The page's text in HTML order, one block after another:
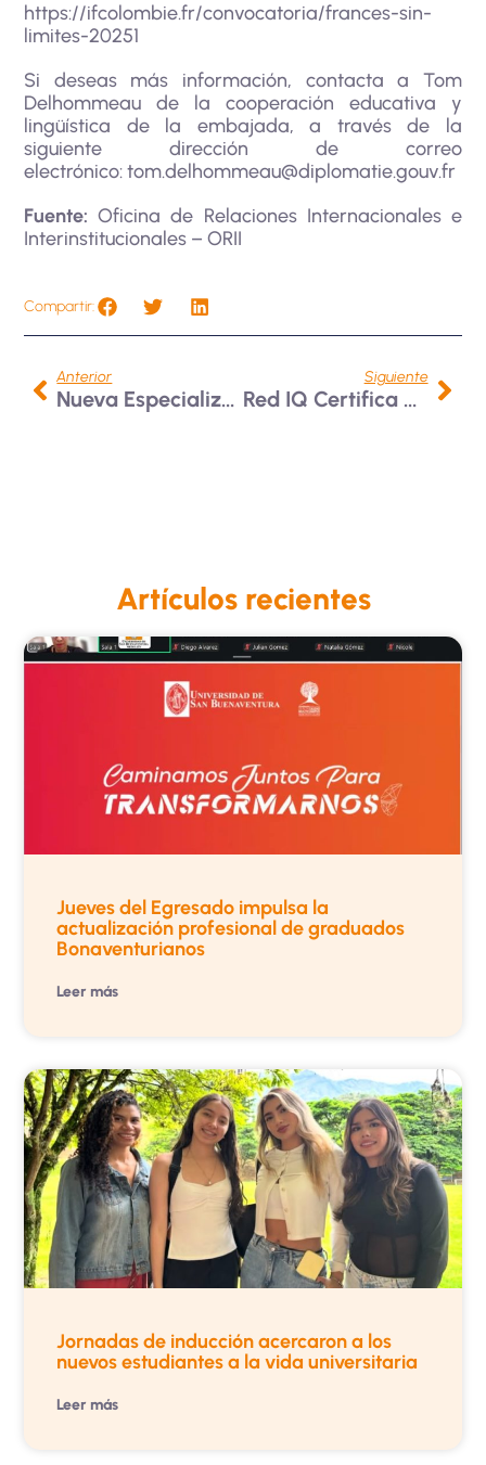
https://ifcolombie.fr/convocatoria/frances-sin-
limites-20251
Si deseas más información, contacta a Tom
Delhommeau de la cooperación educativa y
lingüística de la embajada, a través de la
siguiente dirección de correo
electrónico:tom.delhommeau@diplomatie.gouv.fr
Fuente: Oficina de Relaciones Internacionales e
Interinstitucionales – ORII
Compartir:
Anterior
Nueva Especialización En Gestión De Destinos Turísticos Innovadores
Siguiente
Red IQ Certifica A Emprendedores
Artículos recientes
Jueves del Egresado impulsa la
actualización profesional de graduados
Bonaventurianos
Leer más
Jornadas de inducción acercaron a los
nuevos estudiantes a la vida universitaria
Leer más